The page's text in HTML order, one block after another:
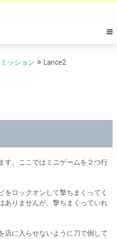
ッション Lance2
す。ここではミニゲームを２つ行
をロックオンして撃ちまくってく
ありませんが、撃ちまくっていれ
店に入らせないように刀で倒して